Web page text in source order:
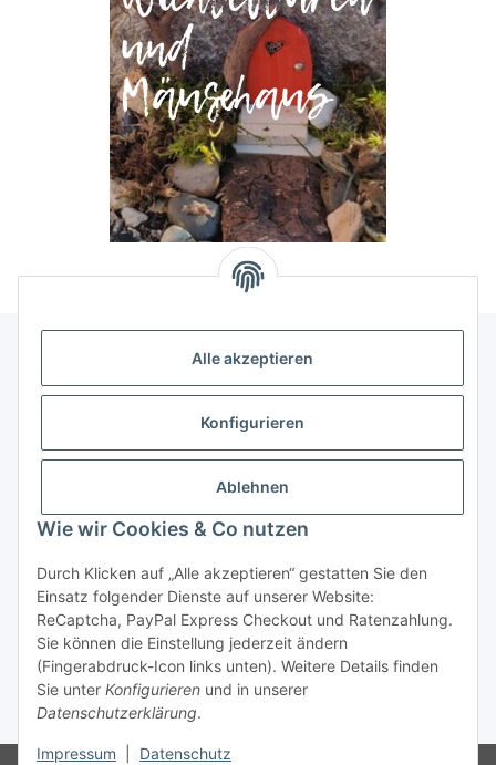
Alle akzeptieren
Konfigurieren
Ablehnen
Wie wir Cookies & Co nutzen
Durch Klicken auf „Alle akzeptieren“ gestatten Sie den
Einsatz folgender Dienste auf unserer Website:
ReCaptcha, PayPal Express Checkout und Ratenzahlung.
Sie können die Einstellung jederzeit ändern
(Fingerabdruck-Icon links unten). Weitere Details finden
Sie unter Konfigurieren und in unserer
Datenschutzerklärung.
Impressum Datenschutz
Allgemeine Informationen
Rechtliche Infomationen
Service
Vertrag widerrufen
* Alle Preise inkl. gesetzlicher USt., zzgl.